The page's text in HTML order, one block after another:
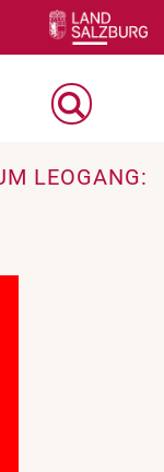
LEOGANG: